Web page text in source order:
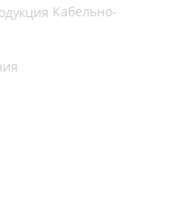
Кабельно-